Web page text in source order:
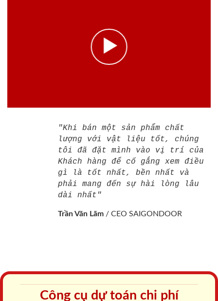
"Khi bán một sản phẩm chất
lượng với vật liệu tốt, chúng
tôi đã đặt mình vào vị trí của
Khách hàng để cố gắng xem điều
gì là tốt nhất, bền nhất và
phải mang đến sự hài lòng lâu
dài nhất"
Trần Văn Lãm / CEO SAIGONDOOR
Công cụ dự toán chi phí